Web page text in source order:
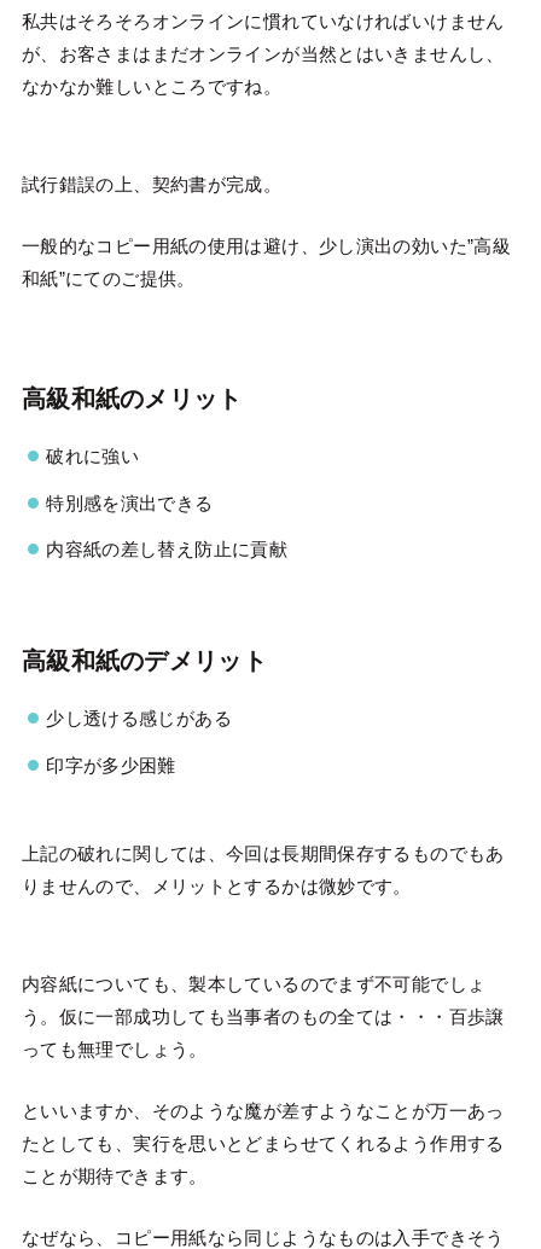
私共はそろそろオンラインに慣れていなければいけません
が、お客さまはまだオンラインが当然とはいきませんし、
なかなか難しいところですね。
試行錯誤の上、契約書が完成。
一般的なコピー用紙の使用は避け、少し演出の効いた”高級
和紙”にてのご提供。
高級和紙のメリット
破れに強い
特別感を演出できる
内容紙の差し替え防止に貢献
高級和紙のデメリット
少し透ける感じがある
印字が多少困難
上記の破れに関しては、今回は長期間保存するものでもあ
りませんので、メリットとするかは微妙です。
内容紙についても、製本しているのでまず不可能でしょ
う。仮に一部成功しても当事者のもの全ては・・・百歩譲
っても無理でしょう。
といいますか、そのような魔が差すようなことが万一あっ
たとしても、実行を思いとどまらせてくれるよう作用する
ことが期待できます。
なぜなら、コピー用紙なら同じようなものは入手できそう